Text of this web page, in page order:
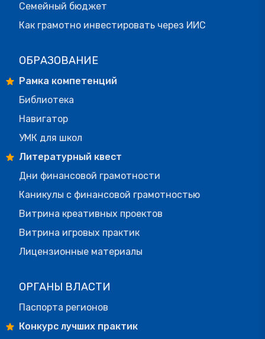
Семейный бюджет
Как грамотно инвестировать через ИИС
ОБРАЗОВАНИЕ
Рамка компетенций
Библиотека
Навигатор
УМК для школ
Литературный квест
Дни финансовой грамотности
Каникулы с финансовой грамотностью
Витрина креативных проектов
Витрина игровых практик
Лицензионные материалы
ОРГАНЫ ВЛАСТИ
Паспорта регионов
Конкурс лучших практик